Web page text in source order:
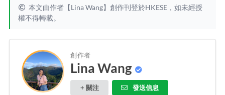
本文由作者【Lina Wang】創作刊登於HKESE，如未經授
權不得轉載。
創作者
Lina Wang
+ 關注 發送信息